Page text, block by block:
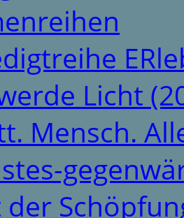
Licht
Mensch.
der